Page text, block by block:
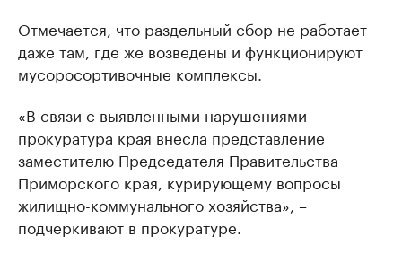
Отмечается, что раздельный сбор не работает
даже там, где же возведены и функционируют
мусоросортивочные комплексы.
«В связи с выявленными нарушениями
прокуратура края внесла представление
заместителю Председателя Правительства
Приморского края, курирующему вопросы
жилищно-коммунального хозяйства», –
подчеркивают в прокуратуре.